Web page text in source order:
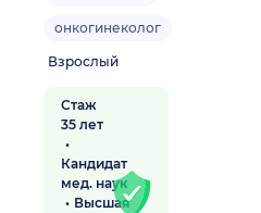
онкогинеколог
Взрослый
Стаж
35 лет
Кандидат
мед. наук
Высшая